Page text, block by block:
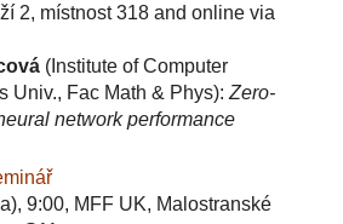
2, místnost 318 and online via
(Institute of Computer
Univ., Fac Math & Phys): Zero-
network performance
9:00, MFF UK, Malostranské